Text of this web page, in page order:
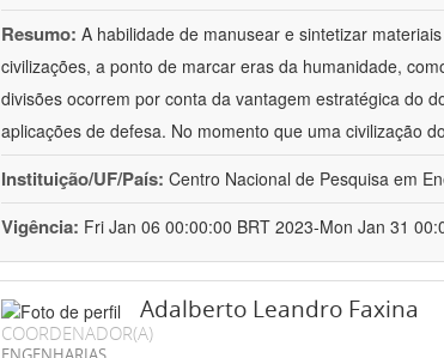
Resumo: A habilidade de manusear e sintetizar
civilizações, a ponto de marcar eras da humanidade,
divisões ocorrem por conta da vantagem estratégica do
aplicações de defesa. No momento que uma civilização
Instituição/UF/País: Centro Nacional de Pesquisa em
Vigência: Fri Jan 06 00:00:00 BRT 2023-Mon Jan 31
Adalberto Leandro Faxina
COORDENADOR(A)